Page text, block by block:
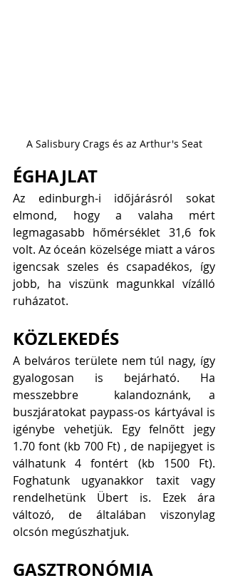
A Salisbury Crags és az Arthur's Seat
ÉGHAJLAT
Az edinburgh-i időjárásról sokat
elmond, hogy a valaha mért
legmagasabb hőmérséklet 31,6 fok
volt. Az óceán közelsége miatt a város
igencsak szeles és csapadékos, így
jobb, ha viszünk magunkkal vízálló
ruházatot.
KÖZLEKEDÉS
A belváros területe nem túl nagy, így
gyalogosan is bejárható. Ha
messzebbre  kalandoznánk, a
buszjáratokat paypass-os kártyával is
igénybe vehetjük. Egy felnőtt jegy
1.70 font (kb 700 Ft) , de napijegyet is
válhatunk 4 fontért (kb 1500 Ft).
Foghatunk ugyanakkor taxit vagy
rendelhetünk Übert is. Ezek ára
változó, de általában viszonylag
olcsón megúszhatjuk.
GASZTRONÓMIA